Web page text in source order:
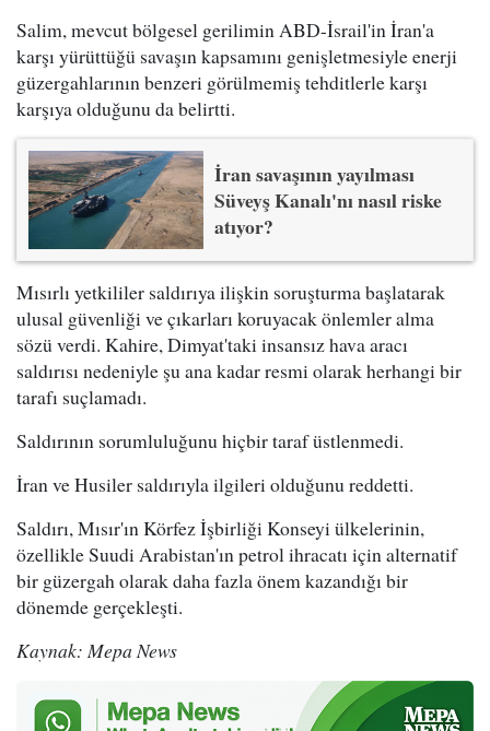
Salim, mevcut bölgesel gerilimin ABD-İsrail'in İran'a
karşı yürüttüğü savaşın kapsamını genişletmesiyle enerji
güzergahlarının benzeri görülmemiş tehditlerle karşı
karşıya olduğunu da belirtti.
İran savaşının yayılması
Süveyş Kanalı'nı nasıl riske
atıyor?
Mısırlı yetkililer saldırıya ilişkin soruşturma başlatarak
ulusal güvenliği ve çıkarları koruyacak önlemler alma
sözü verdi. Kahire, Dimyat'taki insansız hava aracı
saldırısı nedeniyle şu ana kadar resmi olarak herhangi bir
tarafı suçlamadı.
Saldırının sorumluluğunu hiçbir taraf üstlenmedi.
İran ve Husiler saldırıyla ilgileri olduğunu reddetti.
Saldırı, Mısır'ın Körfez İşbirliği Konseyi ülkelerinin,
özellikle Suudi Arabistan'ın petrol ihracatı için alternatif
bir güzergah olarak daha fazla önem kazandığı bir
dönemde gerçekleşti.
Kaynak: Mepa News